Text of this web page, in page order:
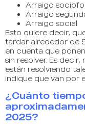
Arraigo
Arraigo
Arraigo social
Esto quiere decir,
tardar alrededor de
en cuenta que
sin resolver. Es
están resolviendo
indique que van por
¿Cuánto
2025?